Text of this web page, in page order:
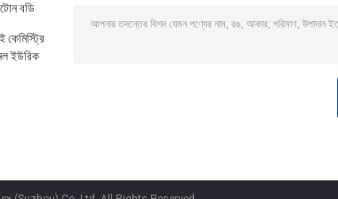
বডি
কেমিস্ট্রি
ইউরিক